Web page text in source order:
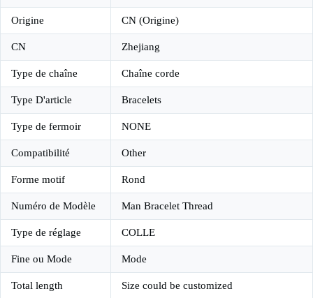
Origine CN (Origine)
CN Zhejiang
Type de chaîne Chaîne corde
Type D'article Bracelets
Type de fermoir NONE
Compatibilité Other
Forme motif Rond
Numéro de Modèle Man Bracelet Thread
Type de réglage COLLE
Fine ou Mode Mode
Total length Size could be customized